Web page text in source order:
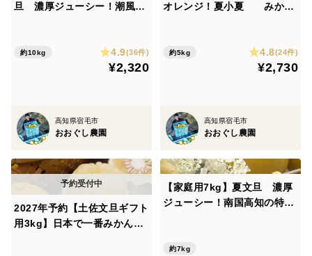
旦 濃厚ジューシー！潮風を
約10kg 4.9(36件)
¥2,320
高知県宿毛市
おおぐし農園
オレンジ！夏小夏 みか
約5kg 4.8(24件)
¥2,730
高知県宿毛市
おおぐし農園
2027年予約【土佐文旦ギフト
用3kg】日本で一番みかんと
【家庭用7kg】夏文旦 濃厚
ジューシー！南国高知の特産
約7kg